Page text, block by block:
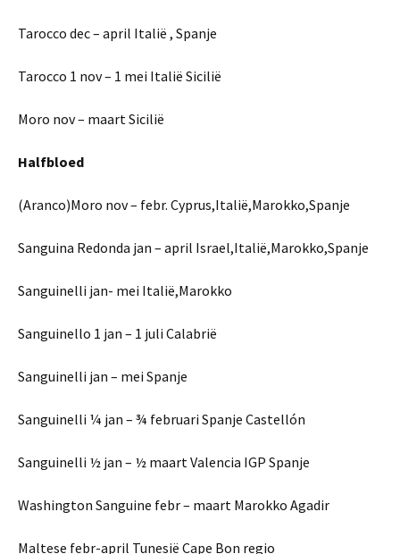
Tarocco dec – april Italië , Spanje
Tarocco 1 nov – 1 mei Italië Sicilië
Moro nov – maart Sicilië
Halfbloed
(Aranco)Moro nov – febr. Cyprus,Italië,Marokko,Spanje
Sanguina Redonda jan – april Israel,Italië,Marokko,Spanje
Sanguinelli jan- mei Italië,Marokko
Sanguinello 1 jan – 1 juli Calabrië
Sanguinelli jan – mei Spanje
Sanguinelli ¼ jan – ¾ februari Spanje Castellón
Sanguinelli ½ jan – ½ maart Valencia IGP Spanje
Washington Sanguine febr – maart Marokko Agadir
Maltese febr-april Tunesië Cape Bon regio